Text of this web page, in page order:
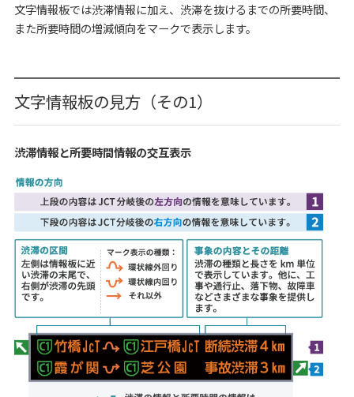
文字情報板では渋滞情報に加え、渋滞を抜けるまでの所要時間、
また所要時間の増減傾向をマークで表示します。
文字情報板の見方（その1）
渋滞情報と所要時間情報の交互表示